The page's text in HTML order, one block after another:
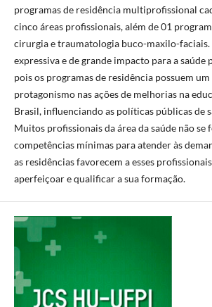
programas de residência multiprofissional
cinco áreas profissionais, além de 01
cirurgia e traumatologia buco-maxilo-
expressiva e de grande impacto para a saúde
pois os programas de residência possuem
protagonismo nas ações de melhorias na
Brasil, influenciando as políticas públicas de
Muitos profissionais da área da saúde não se
competências mínimas para atender às
as residências favorecem a esses
aperfeiçoar e qualificar a sua formação.